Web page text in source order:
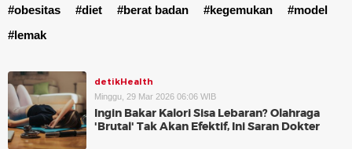
#obesitas #diet #berat badan #kegemukan
#model
#lemak
detikHealth
Minggu, 29 Mar 2026 06:06 WIB
Ingin Bakar Kalori Sisa Lebaran? Olahraga
'Brutal' Tak Akan Efektif, Ini Saran Dokter